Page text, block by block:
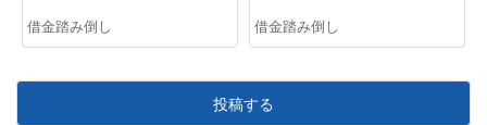
借金踏み倒し 借金踏み倒し
投稿する